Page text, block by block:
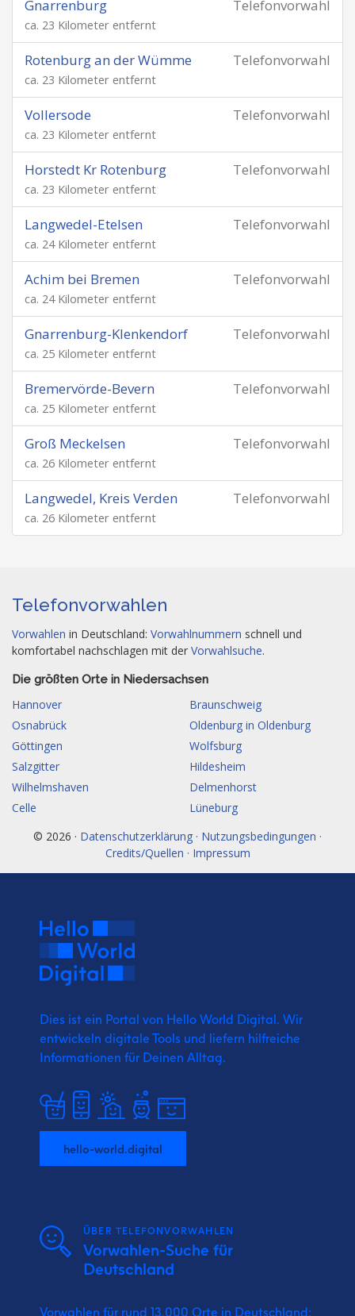
Telefonvorwahl
Gnarrenburg
ca. 23 Kilometer entfernt
Telefonvorwahl
Rotenburg an der Wümme
ca. 23 Kilometer entfernt
Telefonvorwahl
Vollersode
ca. 23 Kilometer entfernt
Telefonvorwahl
Horstedt Kr Rotenburg
ca. 23 Kilometer entfernt
Telefonvorwahl
Langwedel-Etelsen
ca. 24 Kilometer entfernt
Telefonvorwahl
Achim bei Bremen
ca. 24 Kilometer entfernt
Telefonvorwahl
Gnarrenburg-Klenkendorf
ca. 25 Kilometer entfernt
Telefonvorwahl
Bremervörde-Bevern
ca. 25 Kilometer entfernt
Telefonvorwahl
Groß Meckelsen
ca. 26 Kilometer entfernt
Telefonvorwahl
Langwedel, Kreis Verden
ca. 26 Kilometer entfernt
Telefonvorwahlen
Vorwahlen in Deutschland: Vorwahlnummern schnell und
komfortabel nachschlagen mit der Vorwahlsuche.
Die größten Orte in Niedersachsen
Hannover
Braunschweig
Osnabrück
Oldenburg in Oldenburg
Göttingen
Wolfsburg
Salzgitter
Hildesheim
Wilhelmshaven
Delmenhorst
Celle
Lüneburg
© 2026 · Datenschutzerklärung · Nutzungsbedingungen ·
Credits/Quellen · Impressum
Dies ist ein Portal von Hello World Digital. Wir
entwickeln digitale Tools und liefern hilfreiche
Informationen für Deinen Alltag.
hello-world.digital
ÜBER TELEFONVORWAHLEN
Vorwahlen-Suche für
Deutschland
Vorwahlen für rund 13.000 Orte in Deutschland: